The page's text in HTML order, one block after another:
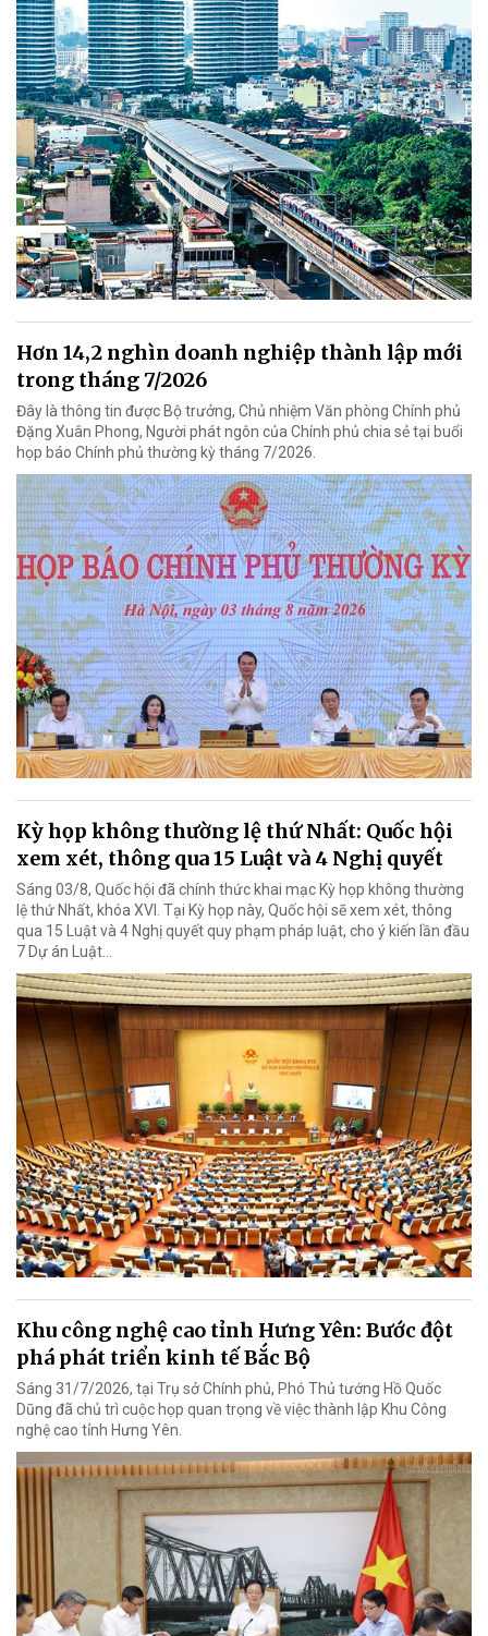
Hơn 14,2 nghìn doanh nghiệp thành lập mới
trong tháng 7/2026
Đây là thông tin được Bộ trưởng, Chủ nhiệm Văn phòng Chính phủ
Đặng Xuân Phong, Người phát ngôn của Chính phủ chia sẻ tại buổi
họp báo Chính phủ thường kỳ tháng 7/2026.
Kỳ họp không thường lệ thứ Nhất: Quốc hội
xem xét, thông qua 15 Luật và 4 Nghị quyết
Sáng 03/8, Quốc hội đã chính thức khai mạc Kỳ họp không thường
lệ thứ Nhất, khóa XVI. Tại Kỳ họp này, Quốc hội sẽ xem xét, thông
qua 15 Luật và 4 Nghị quyết quy phạm pháp luật, cho ý kiến lần đầu
7 Dự án Luật…
Khu công nghệ cao tỉnh Hưng Yên: Bước đột
phá phát triển kinh tế Bắc Bộ
Sáng 31/7/2026, tại Trụ sở Chính phủ, Phó Thủ tướng Hồ Quốc
Dũng đã chủ trì cuộc họp quan trọng về việc thành lập Khu Công
nghệ cao tỉnh Hưng Yên.